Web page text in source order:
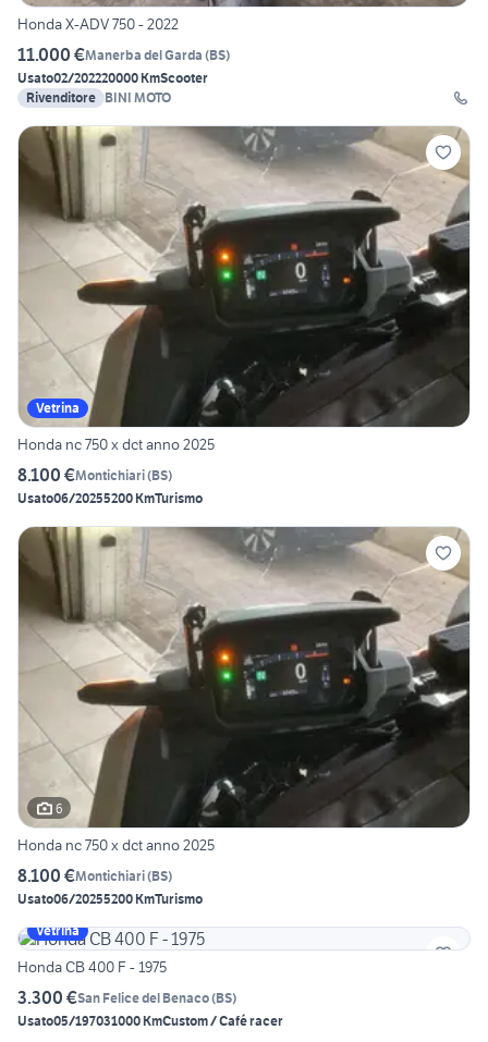
Honda X-ADV 750 - 2022
11.000 €Manerba del Garda (BS)
Usato02/202220000 KmScooter
Rivenditore BINI MOTO
Vetrina
Honda nc 750 x dct anno 2025
8.100 €Montichiari(BS)
Usato06/20255200 KmTurismo
6
Honda nc 750 x dct anno 2025
8.100 €Montichiari(BS)
Usato06/20255200 KmTurismo
Vetrina
Honda CB 400 F - 1975
3.300 €San Felice del Benaco(BS)
Usato05/197031000 KmCustom / Café racer